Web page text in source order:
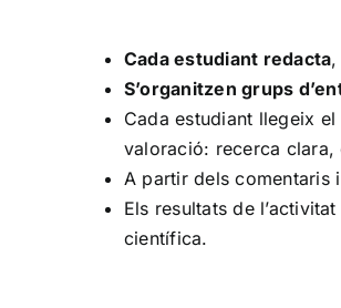
Cada estudiant redacta,
S’organitzen grups
Cada estudiant llegeix
valoració: recerca clara,
A partir dels comentaris
Els resultats de l’activitat
científica.